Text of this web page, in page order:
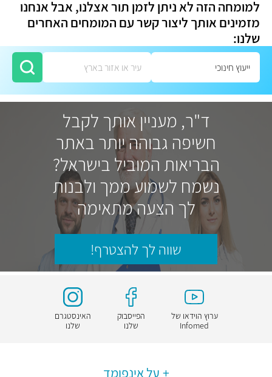
למומחה הזה לא ניתן לזמן תור אצלנו, אבל אנחנו
מזמינים אותך ליצור קשר עם המומחים האחרים
שלנו:
ד"ר, מעניין אותך לקבל
חשיפה גבוהה יותר באתר
הבריאות המוביל בישראל?
נשמח לשמוע ממך ולבנות
לך הצעה מתאימה
שווה לך להצטרף!
ערוץ הוידאו של
Infomed
הפייסבוק
שלנו
האינסטגרם
שלנו
על אינפומד